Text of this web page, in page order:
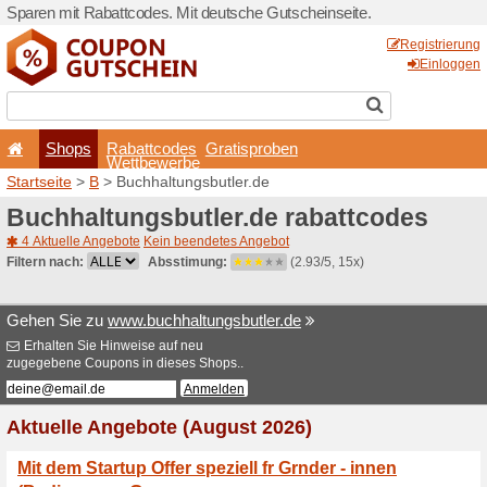
Sparen mit Rabattcodes.
Shops
Startseite>B>